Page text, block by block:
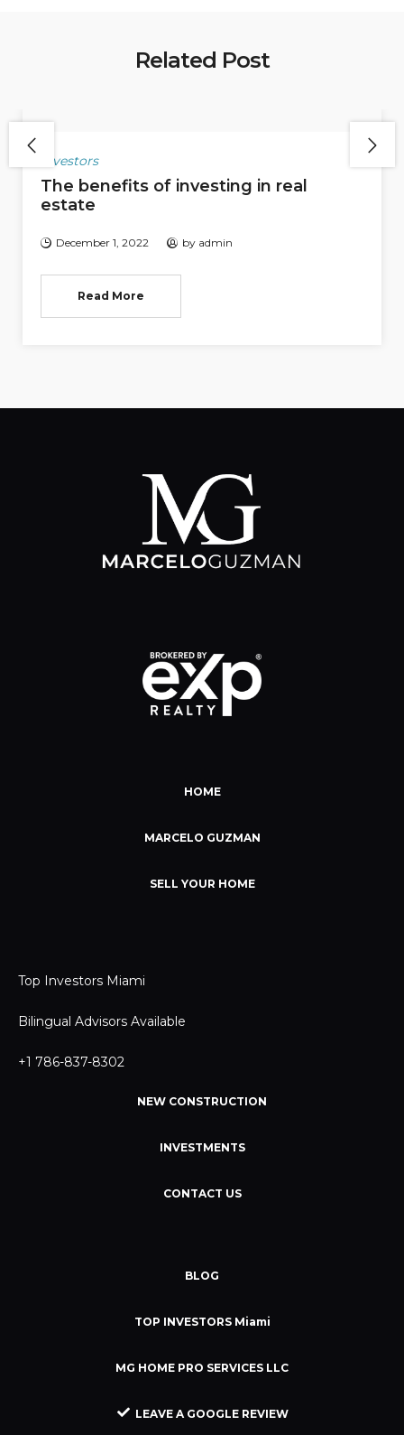
Related Post
Investors
The benefits of investing in real
estate
December 1, 2022 by admin
Read More
HOME
MARCELO GUZMAN
SELL YOUR HOME
Top Investors Miami
Bilingual Advisors Available
+1 786-837-8302
NEW CONSTRUCTION
INVESTMENTS
CONTACT US
BLOG
TOP INVESTORS Miami
MG HOME PRO SERVICES LLC
LEAVE A GOOGLE REVIEW